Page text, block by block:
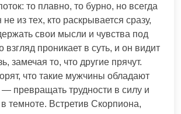
то плавно, то бурно, но всегда
из тех, кто раскрывается сразу,
свои мысли и чувства под
взгляд проникает в суть, и он видит
замечая то, что другие прячут.
что такие мужчины обладают
превращать трудности в силу и
в темноте. Встретив Скорпиона,